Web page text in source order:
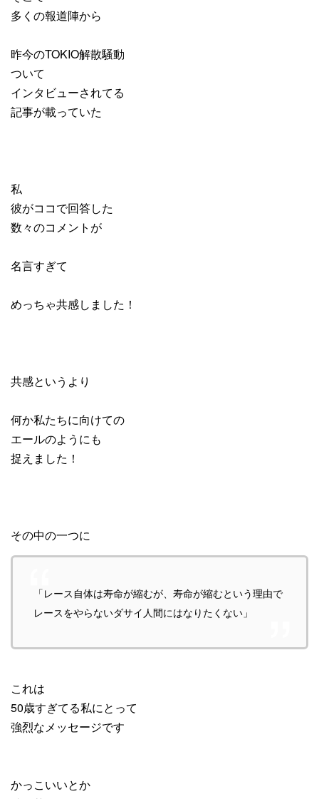
多くの報道陣から
昨今のTOKIO解散騒動
ついて
インタビューされてる
記事が載っていた
私
彼がココで回答した
数々のコメントが
名言すぎて
めっちゃ共感しました！
共感というより
何か私たちに向けての
エールのようにも
捉えました！
その中の一つに
「レース自体は寿命が縮むが、寿命が縮むという理由で
レースをやらないダサイ人間にはなりたくない」
これは
50歳すぎてる私にとって
強烈なメッセージです
かっこいいとか